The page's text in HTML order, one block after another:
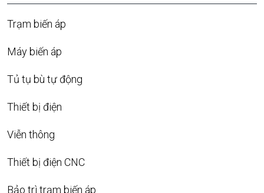
Trạm biến áp
Máy biến áp
Tủ tụ bù tự động
Thiết bị điện
Viễn thông
Thiết bị điện CNC
Bảo trì trạm biến áp